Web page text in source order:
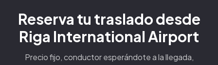
Reserva tu traslado desde
Riga International Airport
Precio fijo, conductor esperándote a la llegada,